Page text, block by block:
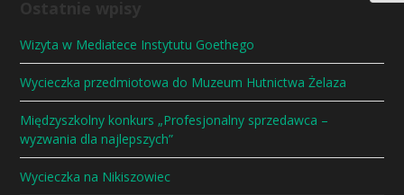
Wizyta w Mediatece Instytutu Goethego
Wycieczka przedmiotowa do Muzeum Hutnictwa Żelaza
Międzyszkolny konkurs „Profesjonalny sprzedawca –
wyzwania dla najlepszych”
Wycieczka na Nikiszowiec